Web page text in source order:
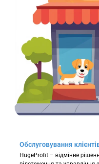
Обслуговування
HugeProfit – відмінне